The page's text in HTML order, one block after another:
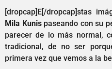
s
a
g
o
[dropcap]E[/dropcap]stas
Mila Kunispaseando con su
parecer de lo más normal,
tradicional, de no ser
primera vez que vemos a la